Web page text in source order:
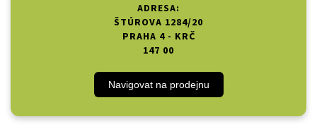
ADRESA:
ŠTÚROVA 1284/20
PRAHA 4 - KRČ
147 00
Navigovat na prodejnu